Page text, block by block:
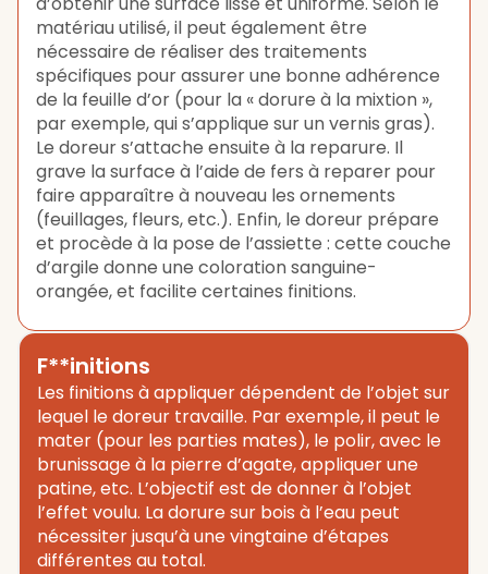
matériau utilisé, il peut également être
nécessaire de réaliser des traitements
spécifiques pour assurer une bonne adhérence
de la feuille d’or (pour la « dorure à la mixtion »,
par exemple, qui s’applique sur un vernis gras).
Le doreur s’attache ensuite à la reparure. Il
grave la surface à l’aide de fers à reparer pour
faire apparaître à nouveau les ornements
(feuillages, fleurs, etc.). Enfin, le doreur prépare
et procède à la pose de l’assiette : cette couche
d’argile donne une coloration sanguine-
orangée, et facilite certaines finitions.
F**initions
Les finitions à appliquer dépendent de l’objet sur
lequel le doreur travaille. Par exemple, il peut le
mater (pour les parties mates), le polir, avec le
brunissage à la pierre d’agate, appliquer une
patine, etc. L’objectif est de donner à l’objet
l’effet voulu. La dorure sur bois à l’eau peut
nécessiter jusqu’à une vingtaine d’étapes
différentes au total.